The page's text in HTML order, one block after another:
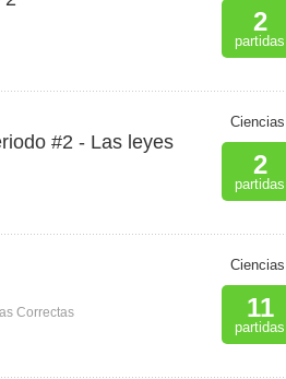
2
partidas
#2 - Las leyes
Ciencias
2
partidas
Correctas
Ciencias
11
partidas